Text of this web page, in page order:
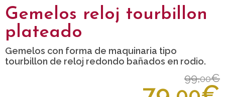
Gemelos reloj tourbillon
plateado
Gemelos con forma de maquinaria tipo
tourbillon de reloj redondo bañados en rodio.
99,00€